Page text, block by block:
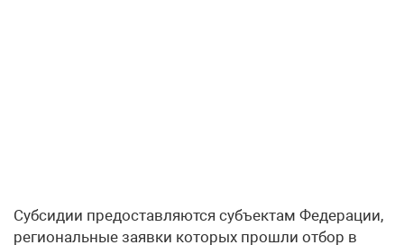
Субсидии предоставляются субъектам Федерации,
региональные заявки которых прошли отбор в